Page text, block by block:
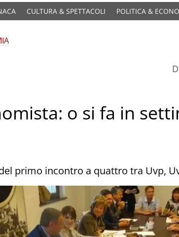
CULTURA & SPETTACOLI POLITICA &
o si fa in
primo incontro a quattro tra Uvp,